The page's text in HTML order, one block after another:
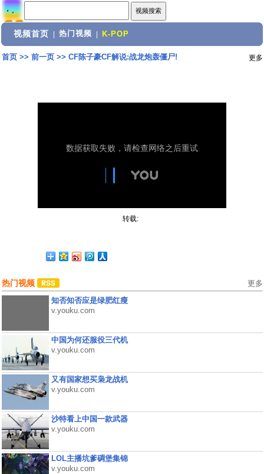
视频首页 热门视频 K-POP
首页>> 前一页>> CF陈子豪CF解说:战龙炮轰僵尸! 更多
转载:
热门视频 更多
知否知否应是绿肥红瘦
v.youku.com
中国为何还服役三代机
v.youku.com
又有国家想买枭龙战机
v.youku.com
沙特看上中国一款武器
v.youku.com
LOL主播坑爹碉堡集锦
v.youku.com